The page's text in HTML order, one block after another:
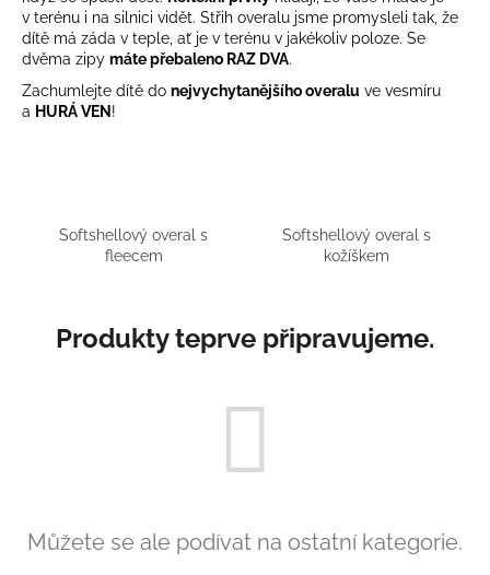
v terénu i na silnici vidět. Střih overalu jsme promysleli tak, že
dítě má záda v teple, ať je v terénu v jakékoliv poloze. Se
dvěma zipy máte přebaleno RAZ DVA.
Zachumlejte dítě do nejvychytanějšího overalu ve vesmíru
a HURÁVEN !
Softshellový overal s
fleecem
Softshellový overal s
kožíškem
Produkty teprve připravujeme.
Můžete se ale podívat na ostatní kategorie.
í
t
?
m
e